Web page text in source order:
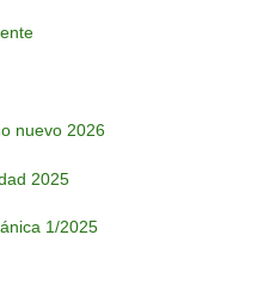
nuevo 2026
2025
1/2025